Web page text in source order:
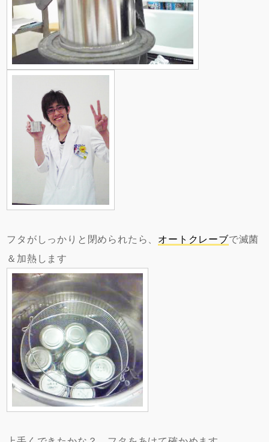
フタがしっかりと閉められたら、 オートクレーブで滅菌
＆加熱します